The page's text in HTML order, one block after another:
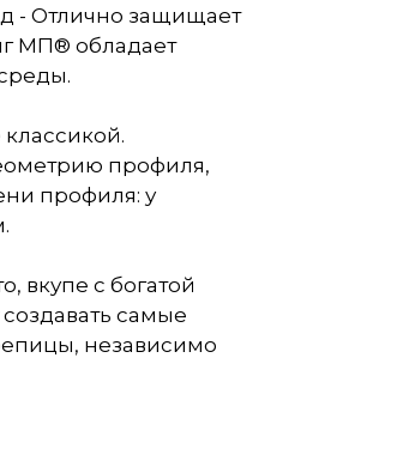
- Отлично защищает
МП® обладает
профиля,
профиля: у
вкупе с богатой
самые
независимо